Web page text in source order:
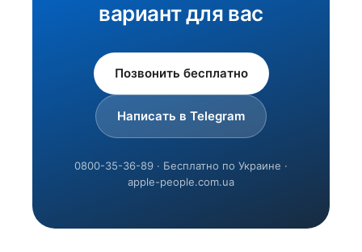
вариант для вас
Позвонить бесплатно
Написать в Telegram
0800-35-36-89 · Бесплатно по Украине ·
apple-people.com.ua